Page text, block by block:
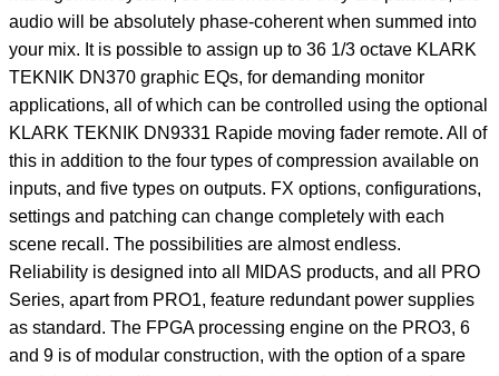
audio will be absolutely phase-coherent when summed into
your mix. It is possible to assign up to 36 1/3 octave KLARK
TEKNIK DN370 graphic EQs, for demanding monitor
applications, all of which can be controlled using the optional
KLARK TEKNIK DN9331 Rapide moving fader remote. All of
this in addition to the four types of compression available on
inputs, and five types on outputs. FX options, configurations,
settings and patching can change completely with each
scene recall. The possibilities are almost endless.
Reliability is designed into all MIDAS products, and all PRO
Series, apart from PRO1, feature redundant power supplies
as standard. The FPGA processing engine on the PRO3, 6
and 9 is of modular construction, with the option of a spare